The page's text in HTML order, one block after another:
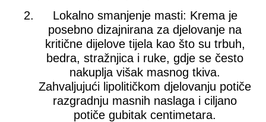
Lokalno smanjenje masti: Krema je
posebno dizajnirana za djelovanje na
kritične dijelove tijela kao što su trbuh,
bedra, stražnjica i ruke, gdje se često
nakuplja višak masnog tkiva.
Zahvaljujući lipolitičkom djelovanju potiče
razgradnju masnih naslaga i ciljano
potiče gubitak centimetara.